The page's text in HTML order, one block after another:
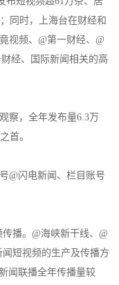
同时，上海台在财经和
视频、@第一财经、@
经、国际新闻相关的高
察，全年发布量6.3万
首。
@闪电新闻、栏目账号
播。@海峡新干线、@
短视频的生产及传播方
闻联播全年传播量较